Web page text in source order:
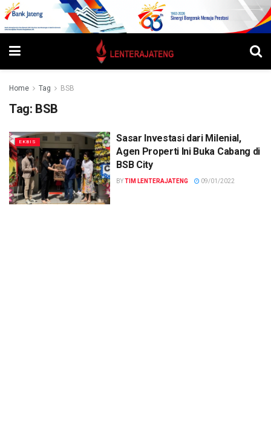
Home Tag BSB
Tag: BSB
EKBIS
Sasar Investasi dari Milenial,
Agen Properti Ini Buka Cabang di
BSB City
BYTIM LENTERAJATENG 09/01/2022